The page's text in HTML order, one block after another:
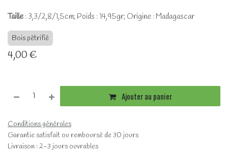
Taille : 3,3/2,8/1,5cm; Poids : 14,95gr; Origine : Madagascar
Bois pétrifié
4,00€
Ajouter au panier
Conditions générales
Garantie satisfait ou remboursé de 30 jours
Livraison : 2-3 jours ouvrables